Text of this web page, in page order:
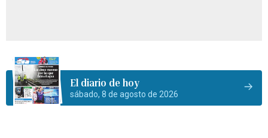
El diario de hoy
sábado, 8 de agosto de 2026